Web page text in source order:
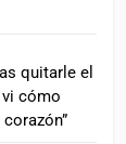
quitarle el
vi cómo